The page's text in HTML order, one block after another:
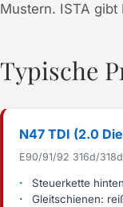
Mustern. ISTA
Typische
N47 TDI (2.0
E90/91/92 316d/
Steuerkette
Gleitschienen: